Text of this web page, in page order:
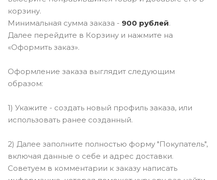
корзину.
Минимальная сумма заказа - 900 рублей.
Далее перейдите в Корзину и нажмите на
«Оформить заказ».
Оформление заказа выглядит следующим
образом:
1) Укажите - создать новый профиль заказа, или
использовать ранее созданный.
2) Далее заполните полностью форму "Покупатель",
включая данные о себе и адрес доставки.
Советуем в комментарии к заказу написать